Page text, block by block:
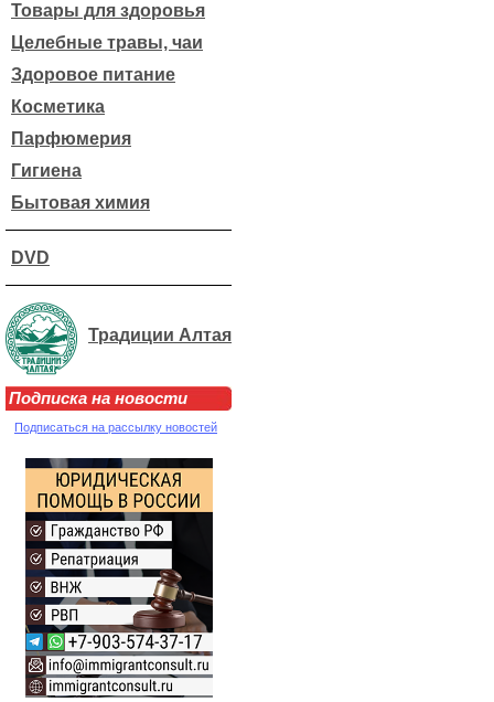
Товары для здоровья
Целебные травы, чаи
Здоровое питание
Косметика
Парфюмерия
Гигиена
Бытовая химия
DVD
Традиции Алтая
Подписка на новости
Подписаться на рассылку новостей